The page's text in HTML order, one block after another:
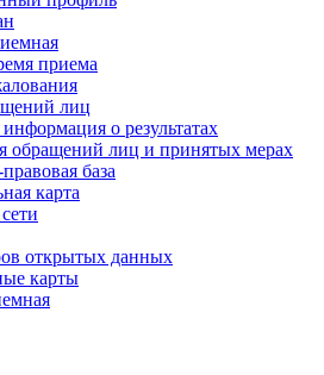
приема
лиц
о результатах
обращений лиц и принятых мерах
база
карта
открытых данных
карты